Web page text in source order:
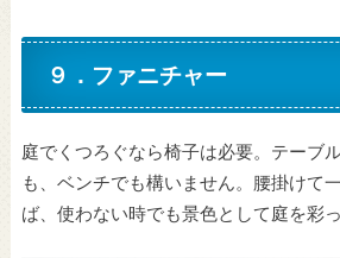
９．ファニチャー
庭でくつろぐなら椅子は必要。テーブ
も、ベンチでも構いません。腰掛けて
ば、使わない時でも景色として庭を彩っ